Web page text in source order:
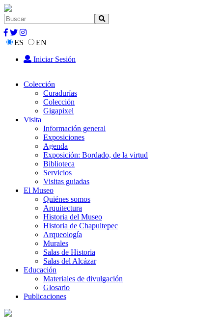
ES
EN
Iniciar Sesión
Colección
Curadurías
Colección
Gigapixel
Visita
Información general
Exposiciones
Agenda
Exposición: Bordado, de la virtud
Biblioteca
Servicios
Visitas guiadas
El Museo
Quiénes somos
Arquitectura
Historia del Museo
Historia de Chapultepec
Arqueología
Murales
Salas de Historia
Salas del Alcázar
Educación
Materiales de divulgación
Glosario
Publicaciones